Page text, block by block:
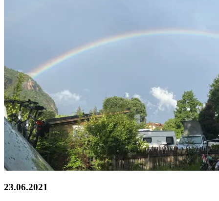
23.06.2021